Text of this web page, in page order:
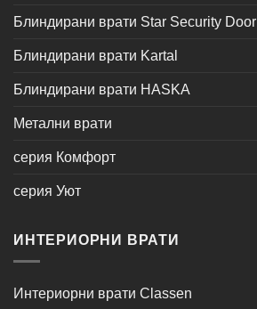
Блиндирани врати Star Security Door
Блиндирани врати Kartal
Блиндирани врати HASKA
Метални врати
серия Комфорт
серия Уют
ИНТЕРИОРНИ ВРАТИ
Интериорни врати Classen